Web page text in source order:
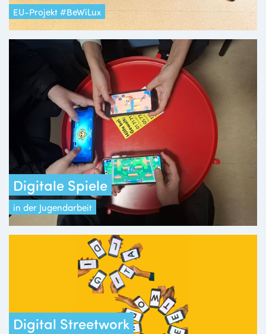
EU-Projekt #BeWiLux
Digitale Spiele
in der Jugendarbeit
Digital Streetwork